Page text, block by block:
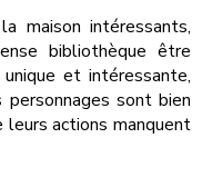
maison intéressants,
bibliothèque être
et intéressante,
sont bien
actions manquent